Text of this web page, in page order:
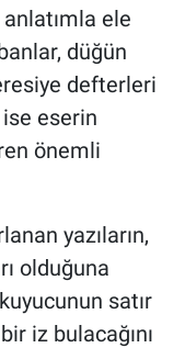
ele
düğün
defterleri
ise eserin
önemli
yazıların,
olduğuna
satır
iz bulacağını